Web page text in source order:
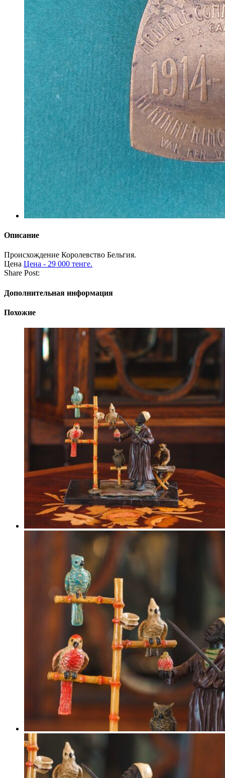
Описание
Происхождение Королевство Бельгия.
Цена Цена - 29 000 тенге.
Share Post:
Дополнительная информация
Похожие